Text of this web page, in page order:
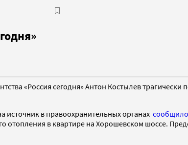
«Россия сегодня» Антон Костылев трагически
источник в правоохранительных органах сообщило
отопления в квартире на Хорошевском шоссе.